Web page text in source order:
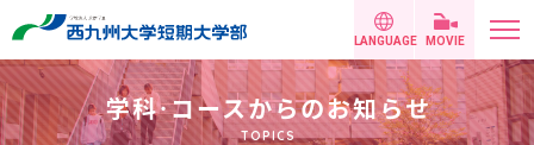
MOVIE
LANGUAGE
学科・コースからのお知らせ
TOPICS